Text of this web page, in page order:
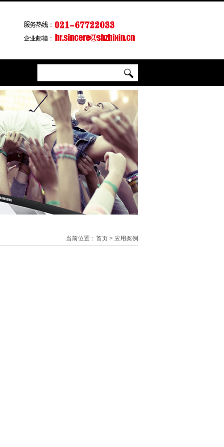
当前位置：首页 > 应用案例